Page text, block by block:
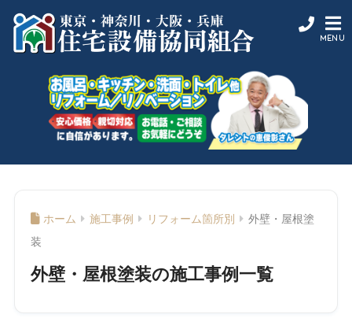
ホーム 施工事例 リフォーム箇所別
外壁・屋根塗
装
外壁・屋根塗装の施工事例一覧